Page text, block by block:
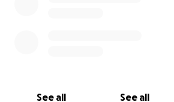
See all See all